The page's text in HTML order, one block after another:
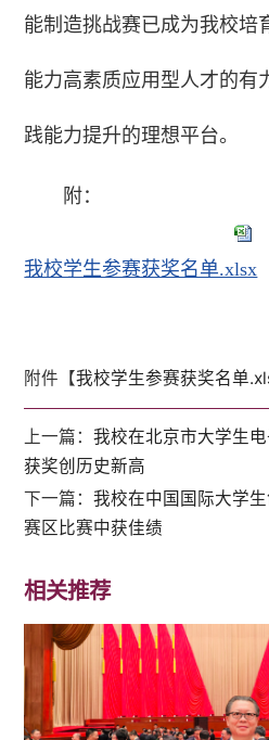
能制造挑战赛已成为我校培
能力高素质应用型人才的有
践能力提升的理想平台。
附：
我校学生参赛获奖名单.xlsx
附件【我校学生参赛获奖名单
上一篇：我校在北京市大学生
获奖创历史新高
下一篇：我校在中国国际大学
赛区比赛中获佳绩
相关推荐